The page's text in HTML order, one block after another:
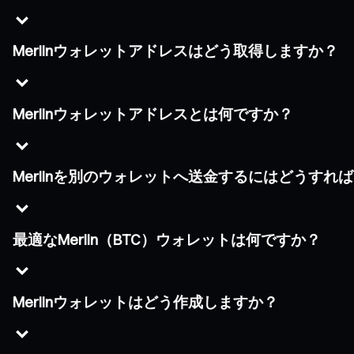
Merlinウォレットアドレスはどう取得しますか？
Merlinウォレットアドレスとは何ですか？
Merlinを別のウォレットへ送金するにはどうすれ
最適なMerlin（BTC）ウォレットは何ですか？
Merlinウォレットはどう作成しますか？